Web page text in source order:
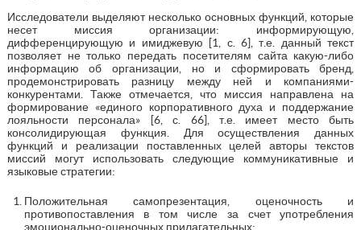
Исследователи выделяют несколько основных функций, которые
несет миссия организации: информирующую,
дифференцирующую и имиджевую [1, с. 6], т.е. данный текст
позволяет не только передать посетителям сайта какую-либо
информацию об организации, но и сформировать бренд,
продемонстрировать разницу между ней и компаниями-
конкурентами. Также отмечается, что миссия направлена на
формирование «единого корпоративного духа и поддержание
лояльности персонала» [6, с. 66], т.е. имеет место быть
консолидирующая функция. Для осуществления данных
функций и реализации поставленных целей авторы текстов
миссий могут использовать следующие коммуникативные и
языковые стратегии:
Положительная самопрезентация, оценочность и
противопоставления в том числе за счет употребления
эмоционально-оценочных прилагательных;